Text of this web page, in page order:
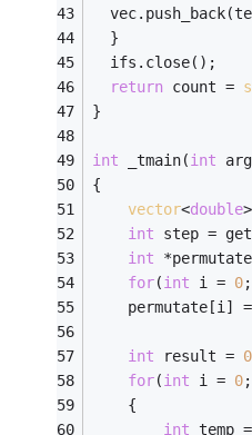
  }
  ifs.close();
return count =
}
int _tmain(int
{
vector<double
int step =
int
for(int i = 0
permutate[i]
int result = 0
for(int i = 0
	{
int temp =